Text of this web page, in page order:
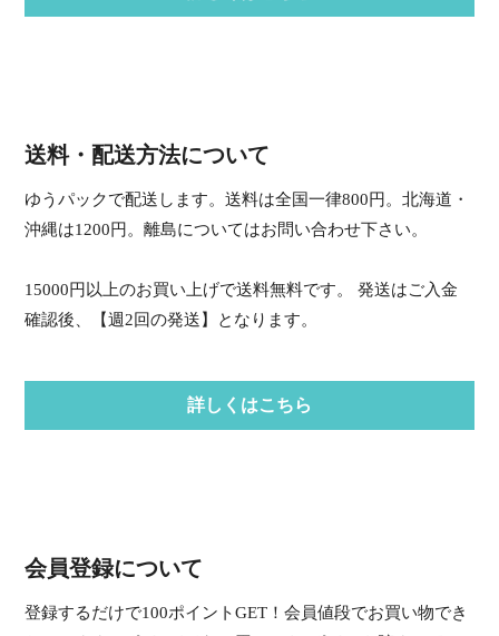
送料・配送方法について
ゆうパックで配送します。送料は全国一律800円。北海道・
沖縄は1200円。離島についてはお問い合わせ下さい。
15000円以上のお買い上げで送料無料です。 発送はご入金
確認後、【週2回の発送】となります。
詳しくはこちら
会員登録について
登録するだけで100ポイントGET！会員値段でお買い物でき